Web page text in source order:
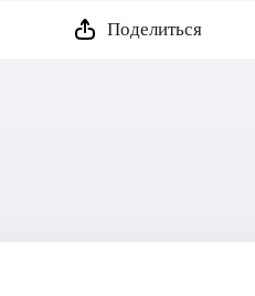
Поделиться